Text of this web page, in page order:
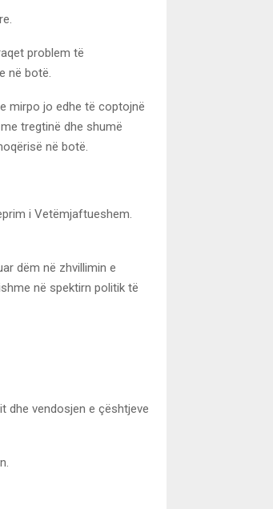
problem të
në botë.
mirpo jo edhe të coptojnë
tregtinë dhe shumë
në botë.
i Vetëmjaftueshem.
dëm në zhvillimin e
në spektirn politik të
dhe vendosjen e çështjeve